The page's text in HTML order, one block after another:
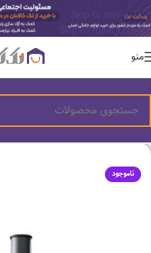
Skip to navigation
Skip to main content
منو
ناموجود